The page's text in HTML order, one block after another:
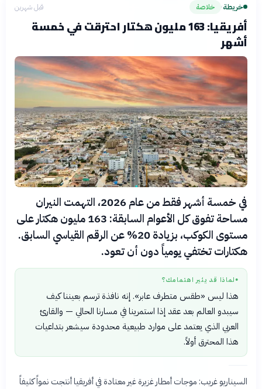
خريطة› خلاصة قبل شهرين
أفريقيا: 163 مليون هكتار احترقت في خمسة
أشهر
في خمسة أشهر فقط من عام 2026، التهمت النيران
مساحة تفوق كل الأعوام السابقة: 163 مليون هكتار على
مستوى الكوكب، بزيادة 20% عن الرقم القياسي السابق.
هكتارات تختفي يومياً دون أن تعود.
● لماذا قد يثير اهتمامك؟
هذا ليس «طقس متطرف عابر». إنه نافذة ترسم بعيننا كيف
سيبدو العالم بعد عقد إذا استمرينا في مسارنا الحالي — والقارئ
العربي الذي يعتمد على موارد طبيعية محدودة سيشعر بتداعيات
هذا المحترق أولاً.
السيناريو غريب: موجات أمطار غزيرة غير معتادة في أفريقيا أنتجت نمواً كثيفاً